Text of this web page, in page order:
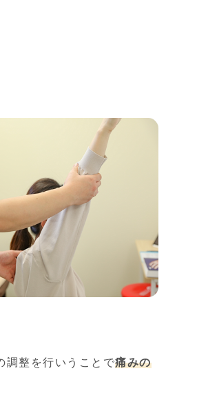
調整を行いうことで痛みの